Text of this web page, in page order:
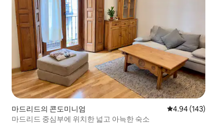
마드리드의 콘도미니엄 평점 4.94점(5
4.94 (143)
마드리드 중심부에 위치한 넓고 아늑한 숙소